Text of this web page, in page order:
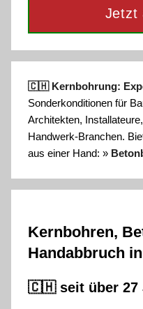
Jetzt
🇨🇭 Kernbohrung:
Sonderkonditionen für
Architekten,
Handwerk-Branchen.
aus einer Hand: »
Kernbohren,
Handabbruch
🇨🇭 seit über 27